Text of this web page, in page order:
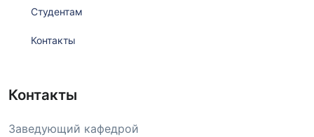
Студентам
Контакты
Контакты
Заведующий кафедрой